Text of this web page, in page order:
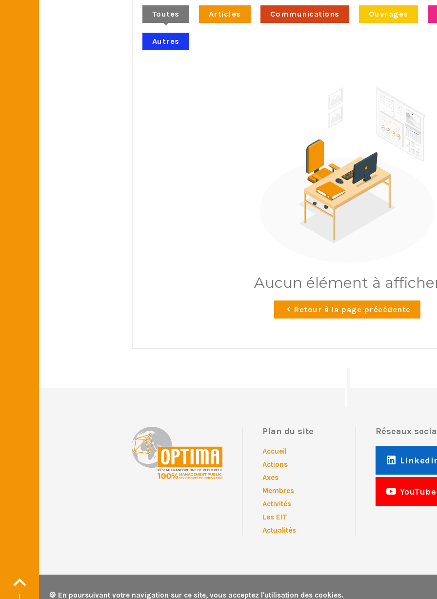
Toutes Articles Communications Ouvrages
Autres
Aucun élément à
Retour à la page précédente
Plan du site
Accueil
Actions
Axes
Membres
Activités
Les EIT
Actualités
Réseaux
YouTube
© GIS Optima • 2026 • Mentions légales
🍪 En poursuivant votre navigation sur ce site, vous acceptez l'utilisation des cookies.